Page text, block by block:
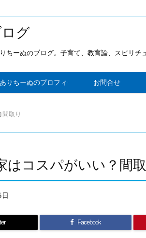
グ
ちーぬのブログ。子育て、教育論、スピリ
ありちーぬのプロフィール！新しい発見が出来
お問合せ
間取り
はコスパがいい？間
Facebook